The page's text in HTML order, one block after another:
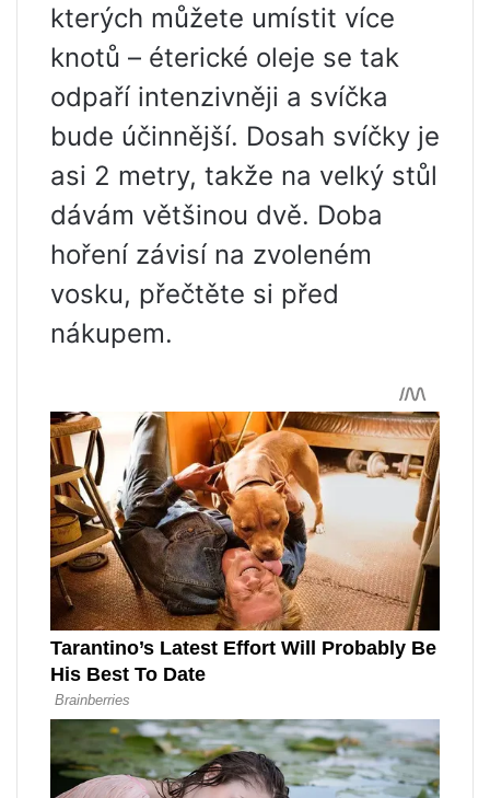
kterých můžete umístit více
knotů – éterické oleje se tak
odpaří intenzivněji a svíčka
bude účinnější. Dosah svíčky je
asi 2 metry, takže na velký stůl
dávám většinou dvě. Doba
hoření závisí na zvoleném
vosku, přečtěte si před
nákupem.